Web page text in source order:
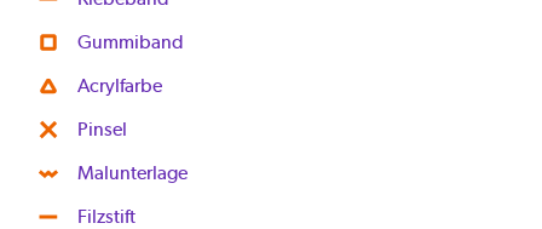
Gummiband
Acrylfarbe
Pinsel
Malunterlage
Filzstift